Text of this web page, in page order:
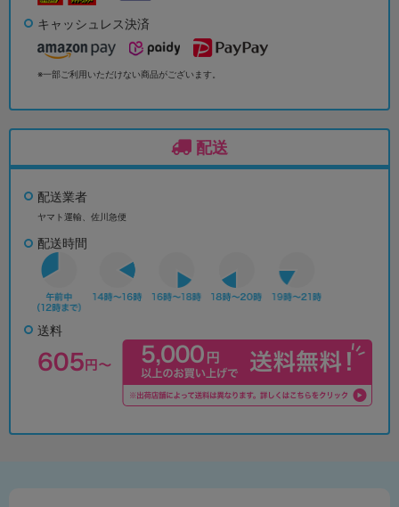
キャッシュレス決済
※一部ご利用いただけない商品がございます。
配送
配送業者
ヤマト運輸、佐川急便
配送時間
送料